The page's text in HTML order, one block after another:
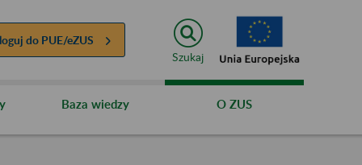
do PUE/eZUS
Szukaj
Baza wiedzy O ZUS